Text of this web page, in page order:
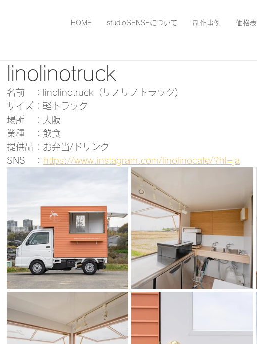
HOME studioSENSEについて 制作事例 価格表
linolinotruck
名前　：linolinotruck（リノリノトラック)
サイズ：軽トラック
場所　：大阪
業種　：飲食
提供品：お弁当/ドリンク
SNS　： https://www.instagram.com/linolinocafe/?hl=ja